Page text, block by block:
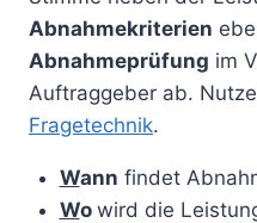
Abnahmekriterien
Abnahmeprüfung im
Auftraggeber ab.
Fragetechnik.
Wann findet
Wo wird die